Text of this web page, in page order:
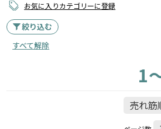
お気に入りカテゴリーに登録
絞り込む
すべて解除
1